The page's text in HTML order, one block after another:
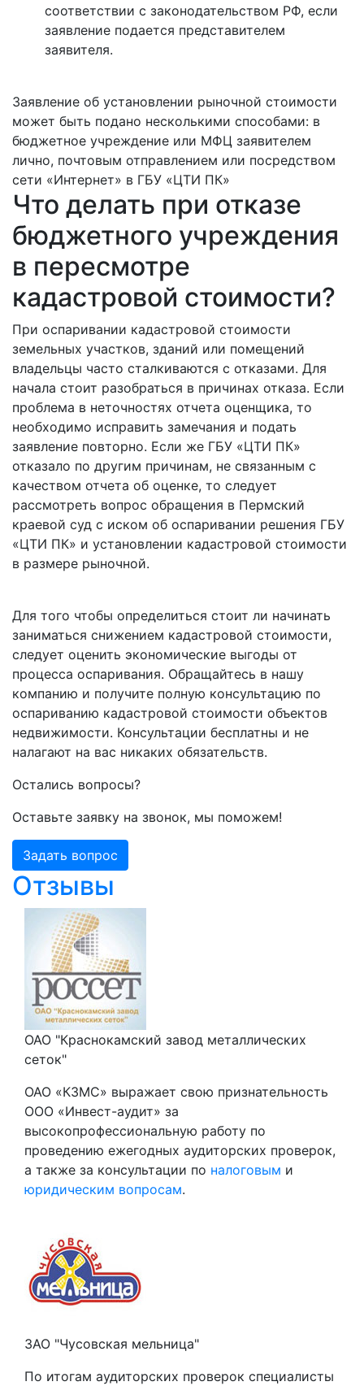
соответствии с законодательством РФ, если
заявление подается представителем
заявителя.
Заявление об установлении рыночной стоимости
может быть подано несколькими способами: в
бюджетное учреждение или МФЦ заявителем
лично, почтовым отправлением или посредством
сети «Интернет» в ГБУ «ЦТИ ПК»
Что делать при отказе
бюджетного учреждения
в пересмотре
кадастровой стоимости?
При оспаривании кадастровой стоимости
земельных участков, зданий или помещений
владельцы часто сталкиваются с отказами. Для
начала стоит разобраться в причинах отказа. Если
проблема в неточностях отчета оценщика, то
необходимо исправить замечания и подать
заявление повторно. Если же ГБУ «ЦТИ ПК»
отказало по другим причинам, не связанным с
качеством отчета об оценке, то следует
рассмотреть вопрос обращения в Пермский
краевой суд с иском об оспаривании решения ГБУ
«ЦТИ ПК» и установлении кадастровой стоимости
в размере рыночной.
Для того чтобы определиться стоит ли начинать
заниматься снижением кадастровой стоимости,
следует оценить экономические выгоды от
процесса оспаривания. Обращайтесь в нашу
компанию и получите полную консультацию по
оспариванию кадастровой стоимости объектов
недвижимости. Консультации бесплатны и не
налагают на вас никаких обязательств.
Остались вопросы?
Оставьте заявку на звонок, мы поможем!
Задать вопрос
Отзывы
ОАО "Краснокамский завод металлических
сеток"
ОАО «КЗМС» выражает свою признательность
ООО «Инвест-аудит» за
высокопрофессиональную работу по
проведению ежегодных аудиторских проверок,
а также за консультации по налоговым и
юридическим вопросам.
ЗАО "Чусовская мельница"
По итогам аудиторских проверок специалисты